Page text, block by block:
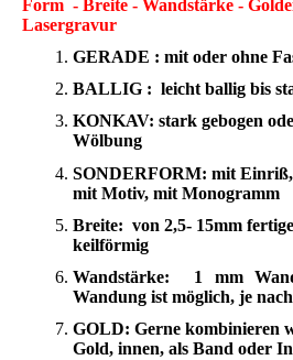
Form - Breite - Wandstärke -
Lasergravur
GERADE : mit oder ohne
BALLIG : leicht ballig bis
KONKAV: stark gebogen
Wölbung
SONDERFORM: mit
mit Motiv, mit Monogramm
Breite: von 2,5- 15mm
keilförmig
Wandstärke: 1 mm
Wandung ist möglich, je
GOLD: Gerne kombinieren
Gold, innen, als Band oder